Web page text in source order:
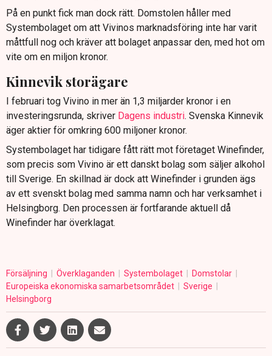
På en punkt fick man dock rätt. Domstolen håller med
Systembolaget om att Vivinos marknadsföring inte har varit
måttfull nog och kräver att bolaget anpassar den, med hot om
vite om en miljon kronor.
Kinnevik storägare
I februari tog Vivino in mer än 1,3 miljarder kronor i en
investeringsrunda, skriver Dagens industri. Svenska Kinnevik
äger aktier för omkring 600 miljoner kronor.
Systembolaget har tidigare fått rätt mot företaget Winefinder,
som precis som Vivino är ett danskt bolag som säljer alkohol
till Sverige. En skillnad är dock att Winefinder i grunden ägs
av ett svenskt bolag med samma namn och har verksamhet i
Helsingborg. Den processen är fortfarande aktuell då
Winefinder har överklagat.
Försäljning Överklaganden Systembolaget
Domstolar
Europeiska ekonomiska samarbetsområdet
Sverige
Helsingborg